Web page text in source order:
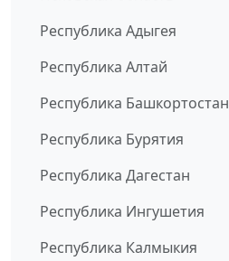
Республика Адыгея
Республика Алтай
Республика Башкортостан
Республика Бурятия
Республика Дагестан
Республика Ингушетия
Республика Калмыкия